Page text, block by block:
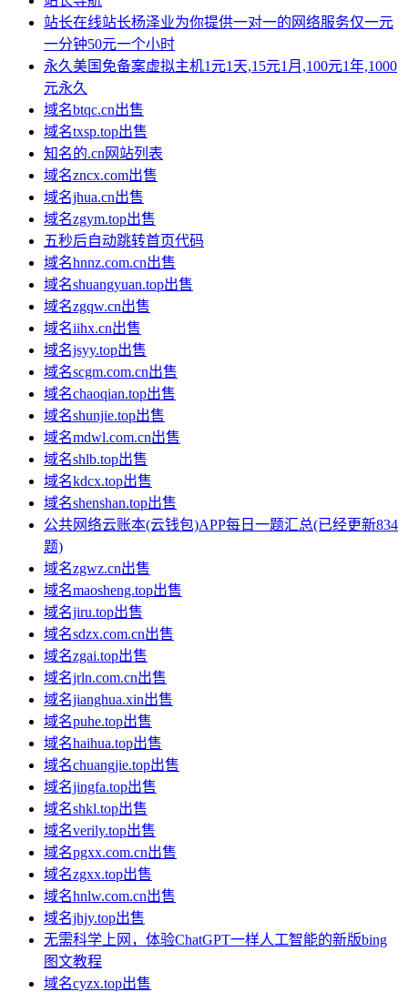
站长在线站长杨泽业为你提供一对一的网络服务仅一元
一分钟50元一个小时
永久美国免备案虚拟主机1元1天,15元1月,100元1年,1000
元永久
域名btqc.cn出售
域名txsp.top出售
知名的.cn网站列表
域名zncx.com出售
域名jhua.cn出售
域名zgym.top出售
五秒后自动跳转首页代码
域名hnnz.com.cn出售
域名shuangyuan.top出售
域名zgqw.cn出售
域名iihx.cn出售
域名jsyy.top出售
域名scgm.com.cn出售
域名chaoqian.top出售
域名shunjie.top出售
域名mdwl.com.cn出售
域名shlb.top出售
域名kdcx.top出售
域名shenshan.top出售
公共网络云账本(云钱包)APP每日一题汇总(已经更新834
题)
域名zgwz.cn出售
域名maosheng.top出售
域名jiru.top出售
域名sdzx.com.cn出售
域名zgai.top出售
域名jrln.com.cn出售
域名jianghua.xin出售
域名puhe.top出售
域名haihua.top出售
域名chuangjie.top出售
域名jingfa.top出售
域名shkl.top出售
域名verily.top出售
域名pgxx.com.cn出售
域名zgxx.top出售
域名hnlw.com.cn出售
域名jhjy.top出售
无需科学上网，体验ChatGPT一样人工智能的新版bing
图文教程
域名cyzx.top出售